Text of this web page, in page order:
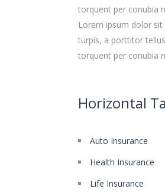
torquent per conubia
Lorem ipsum dolor
turpis, a porttitor
torquent per conubia
Horizontal
Auto Insurance
Health Insurance
Life Insurance